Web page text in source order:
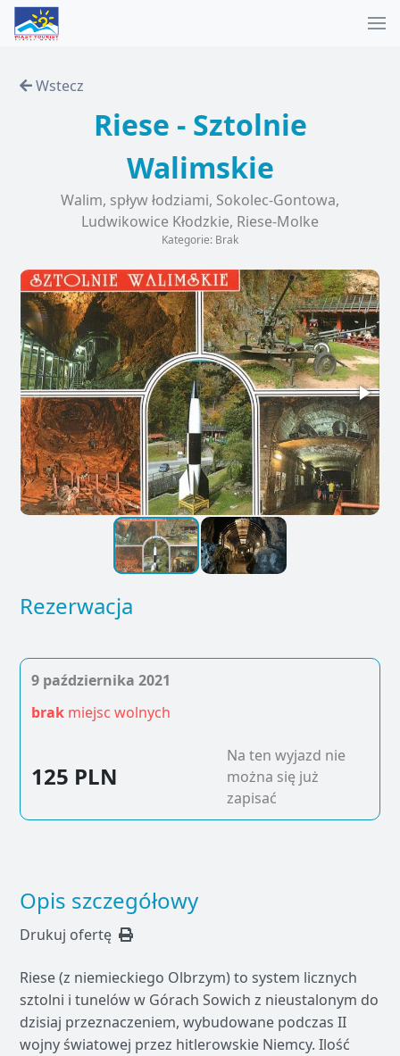
Wstecz
Riese - Sztolnie
Walimskie
Walim, spływ łodziami, Sokolec-Gontowa,
Ludwikowice Kłodzkie, Riese-Molke
Kategorie: Brak
Rezerwacja
9 października 2021
brak miejsc wolnych
125 PLN
Na ten wyjazd nie
można się już
zapisać
Opis szczegółowy
Drukuj ofertę
Riese (z niemieckiego Olbrzym) to system licznych
sztolni i tunelów w Górach Sowich z nieustalonym do
dzisiaj przeznaczeniem, wybudowane podczas II
wojny światowej przez hitlerowskie Niemcy. Ilość